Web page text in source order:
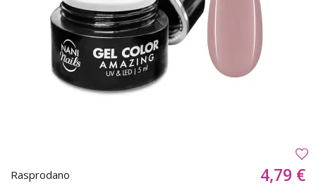
Rasprodano 4,79 €